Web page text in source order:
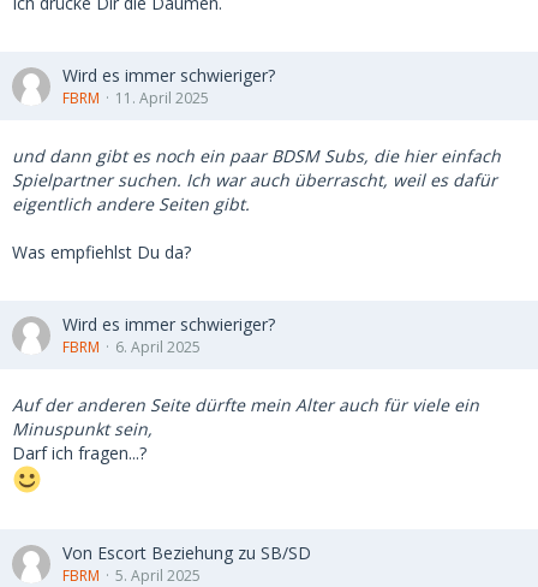
Wird es immer schwieriger?
FBRM 11. April 2025
und dann gibt es noch ein paar BDSM Subs, die hier einfach
Spielpartner suchen. Ich war auch überrascht, weil es dafür
eigentlich andere Seiten gibt.
Was empfiehlst Du da?
Wird es immer schwieriger?
FBRM 6. April 2025
Auf der anderen Seite dürfte mein Alter auch für viele ein
Minuspunkt sein,
Darf ich fragen...?
Von Escort Beziehung zu SB/SD
FBRM 5. April 2025